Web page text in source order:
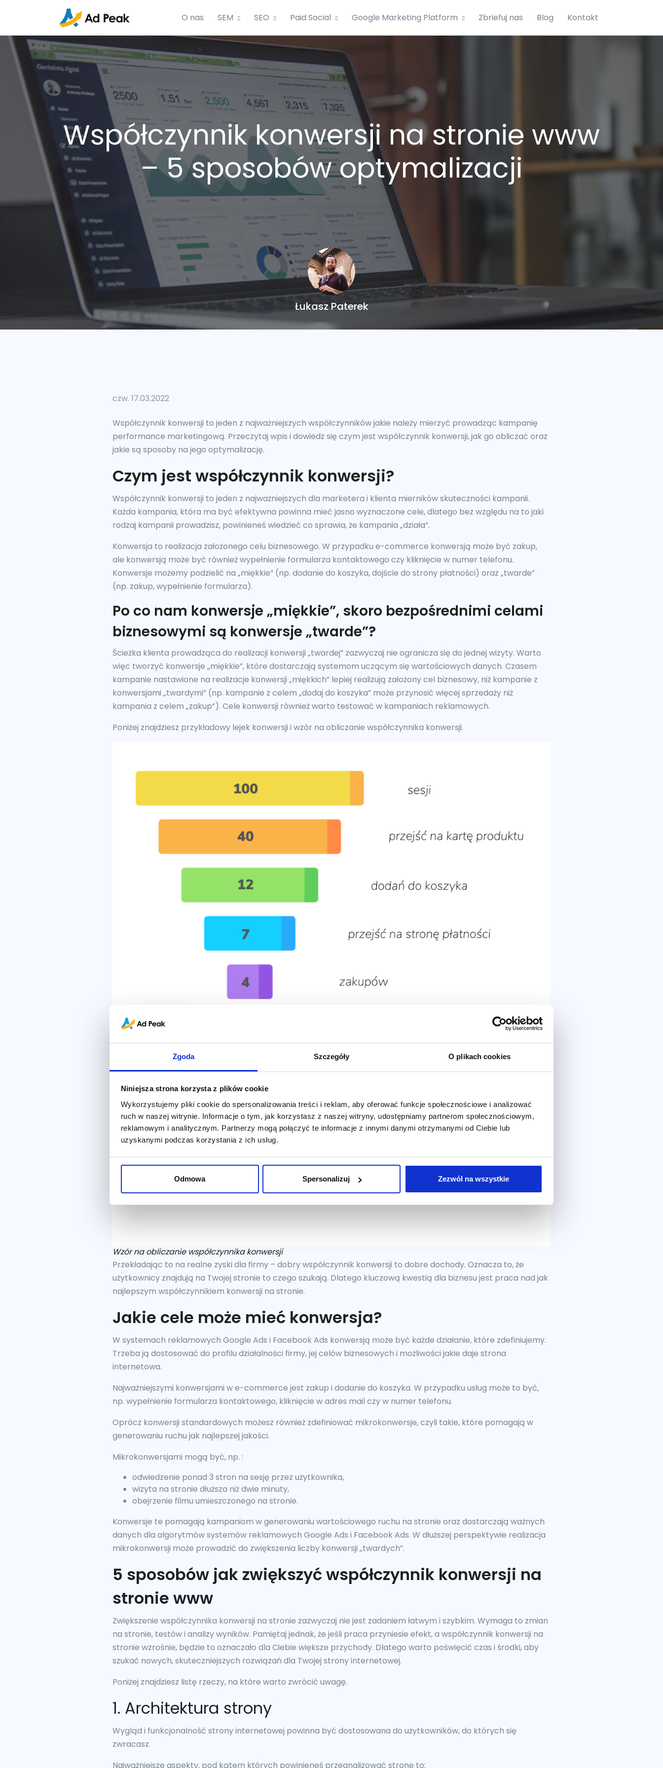
Zgoda Szczegóły O plikach cookies
Niniejsza strona korzysta z plików cookie
Wykorzystujemy pliki cookie do spersonalizowania treści i reklam, aby oferować funkcje społecznościowe i analizować
ruch w naszej witrynie. Informacje o tym, jak korzystasz z naszej witryny, udostępniamy partnerom społecznościowym,
reklamowym i analitycznym. Partnerzy mogą połączyć te informacje z innymi danymi otrzymanymi od Ciebie lub
uzyskanymi podczas korzystania z ich usług.
Odmowa Spersonalizuj Zezwól na wszystkie
O nas SEM SEO Paid Social Google Marketing Platform Zbriefuj nas Blog Kontakt
Współczynnik konwersji na stronie www
– 5 sposobów optymalizacji
Łukasz Paterek
czw. 17.03.2022
Współczynnik konwersji to jeden z najważniejszych współczynników jakie należy mierzyć prowadząc kampanię
performance marketingową. Przeczytaj wpis i dowiedz się czym jest współczynnik konwersji, jak go obliczać oraz
jakie są sposoby na jego optymalizację.
Czym jest współczynnik konwersji?
Współczynnik konwersji to jeden z najważniejszych dla marketera i klienta mierników skuteczności kampanii.
Każda kampania, która ma być efektywna powinna mieć jasno wyznaczone cele, dlatego bez względu na to jaki
rodzaj kampanii prowadzisz, powinieneś wiedzieć co sprawia, że kampania „działa”.
Konwersja to realizacja założonego celu biznesowego. W przypadku e-commerce konwersją może być zakup,
ale konwersją może być również wypełnienie formularza kontaktowego czy kliknięcie w numer telefonu.
Konwersje możemy podzielić na „miękkie” (np. dodanie do koszyka, dojście do strony płatności) oraz „twarde”
(np. zakup, wypełnienie formularza).
Po co nam konwersje „miękkie”, skoro bezpośrednimi celami
biznesowymi są konwersje „twarde”?
Ścieżka klienta prowadząca do realizacji konwersji „twardej” zazwyczaj nie ogranicza się do jednej wizyty. Warto
więc tworzyć konwersje „miękkie”, które dostarczają systemom uczącym się wartościowych danych. Czasem
kampanie nastawione na realizacje konwersji „miękkich” lepiej realizują założony cel biznesowy, niż kampanie z
konwersjami „twardymi” (np. kampanie z celem „dodaj do koszyka” może przynosić więcej sprzedaży niż
kampania z celem „zakup”). Cele konwersji również warto testować w kampaniach reklamowych.
Poniżej znajdziesz przykładowy lejek konwersji i wzór na obliczanie współczynnika konwersji.
Wzór na obliczanie współczynnika konwersji
Przekładając to na realne zyski dla firmy – dobry współczynnik konwersji to dobre dochody. Oznacza to, że
użytkownicy znajdują na Twojej stronie to czego szukają. Dlatego kluczową kwestią dla biznesu jest praca nad jak
najlepszym współczynnikiem konwersji na stronie.
Jakie cele może mieć konwersja?
W systemach reklamowych Google Ads i Facebook Ads konwersją może być każde działanie, które zdefiniujemy.
Trzeba ją dostosować do profilu działalności firmy, jej celów biznesowych i możliwości jakie daje strona
internetowa.
Najważniejszymi konwersjami w e-commerce jest zakup i dodanie do koszyka. W przypadku usług może to być,
np. wypełnienie formularza kontaktowego, kliknięcie w adres mail czy w numer telefonu.
Oprócz konwersji standardowych możesz również zdefiniować mikrokonwersje, czyli takie, które pomagają w
generowaniu ruchu jak najlepszej jakości.
Mikrokonwersjami mogą być, np. :
odwiedzenie ponad 3 stron na sesję przez użytkownika,
wizyta na stronie dłuższa niż dwie minuty,
obejrzenie filmu umieszczonego na stronie.
Konwersje te pomagają kampaniom w generowaniu wartościowego ruchu na stronie oraz dostarczają ważnych
danych dla algorytmów systemów reklamowych Google Ads i Facebook Ads. W dłuższej perspektywie realizacja
mikrokonwersji może prowadzić do zwiększenia liczby konwersji „twardych”.
5 sposobów jak zwiększyć współczynnik konwersji na
stronie www
Zwiększenie współczynnika konwersji na stronie zazwyczaj nie jest zadaniem łatwym i szybkim. Wymaga to zmian
na stronie, testów i analizy wyników. Pamiętaj jednak, że jeśli praca przyniesie efekt, a współczynnik konwersji na
stronie wzrośnie, będzie to oznaczało dla Ciebie większe przychody. Dlatego warto poświęcić czas i środki, aby
szukać nowych, skuteczniejszych rozwiązań dla Twojej strony internetowej.
Poniżej znajdziesz listę rzeczy, na które warto zwrócić uwagę.
1. Architektura strony
Wygląd i funkcjonalność strony internetowej powinna być dostosowana do użytkowników, do których się
zwracasz.
Najważniejsze aspekty, pod kątem których powinieneś przeanalizować stronę to: